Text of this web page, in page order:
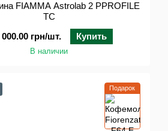
FIAMMA Astrolab 2 PPROFILE
TC
000.00 грн/шт.
Купить
В наличии
Подарок